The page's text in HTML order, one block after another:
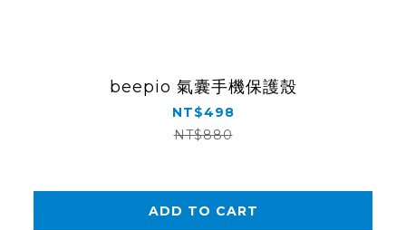
beepio 氣囊手機保護殼
NT$498
NT$880
ADD TO CART